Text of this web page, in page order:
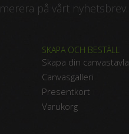
på vårt nyhetsbrev:
SKAPA OCH BESTÄLL
Skapa din canvastavla
Canvasgalleri
Presentkort
Varukorg